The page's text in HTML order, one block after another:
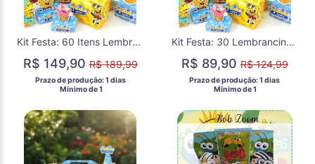
Kit Festa: 60 Itens Lembrancinhas Personalizadas Bob Esponja
R$ 149,90R$ 189,99
Prazo de produção: 1 dias
  Mínimo de 1
Kit Festa: 30 Lembrancinhas Personalizadas Bob Esponja
R$ 89,90R$ 124,99
Prazo de produção: 1 dias
  Mínimo de 1